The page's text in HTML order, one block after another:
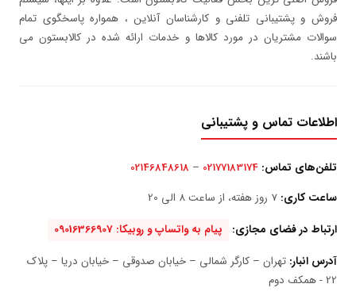
فروش و پشتیبانی تلفنی و کارشناسان آنلاین ، همواره پاسخگوی تمام
سوالات مشتریان در مورد کالاها و خدمات ارائه شده در کالابستون می
باشند.
اطلاعات تماس و پشتیبانی
تلفن‌های تماس: 02177183174
–
02146848618
ساعت کاری:
ارتباط در فضای مجازی:
پیام به واتساپ و روبیکا: 09016366907
آدرس انبار: تهران – کارگر شمالی – خیابان صدوقی – خیابان دریا – پلاک
22 - همکف دوم